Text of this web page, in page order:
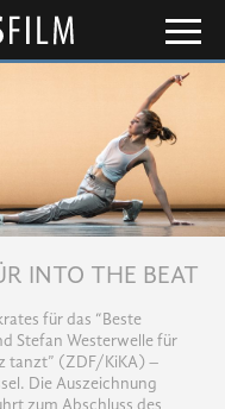
INTO THE BEAT
für das “Beste
Stefan Westerwelle für
tanzt” (ZDF/KiKA) –
Die Auszeichnung